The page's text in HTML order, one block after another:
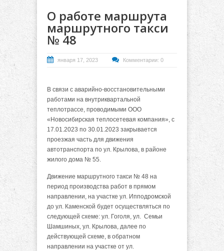
О работе маршрута
маршрутного такси
№ 48
января 17, 2023 Комментарии: 0
В связи с аварийно-восстановительными
работами на внутриквартальной
теплотрассе, проводимыми ООО
«Новосибирская теплосетевая компания», с
17.01.2023 по 30.01.2023 закрывается
проезжая часть для движения
автотранспорта по ул. Крылова, в районе
жилого дома № 55.
Движение маршрутного такси № 48 на
период производства работ в прямом
направлении, на участке ул. Ипподромской
до ул. Каменской будет осуществляться по
следующей схеме: ул. Гоголя, ул. Семьи
Шамшиных, ул. Крылова, далее по
действующей схеме, в обратном
направлении на участке от ул.